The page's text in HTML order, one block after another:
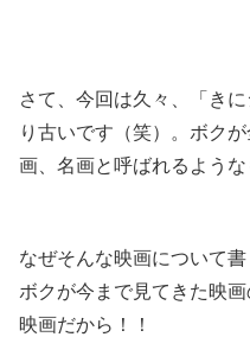
さて、今回は久々、「き
り古いです（笑）。ボク
画、名画と呼ばれるような
なぜそんな映画について
ボクが今まで見てきた映
映画だから！！